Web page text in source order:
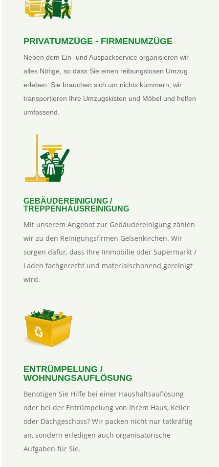
PRIVATUMZÜGE - FIRMENUMZÜGE
Neben dem Ein- und Auspackservice organisieren wir
alles Nötige, so dass Sie einen reibungslosen Umzug
erleben. Sie brauchen sich um nichts kümmern, wir
transportieren Ihre Umzugskisten und Möbel und helfen
umfassend.
GEBÄUDEREINIGUNG /
TREPPENHAUSREINIGUNG
Mit unserem Angebot zur Gebäudereinigung zählen
wir zu den Reinigungsfirmen Gelsenkirchen. Wir
sorgen dafür, dass Ihre Immobilie oder Supermarkt /
Laden fachgerecht und materialschonend gereinigt
wird.
ENTRÜMPELUNG /
WOHNUNGSAUFLÖSUNG
Benötigen Sie Hilfe bei einer Haushaltsauflösung
oder bei der Entrümpelung von Ihrem Haus, Keller
oder Dachgeschoss? Wir packen nicht nur tatkräftig
an, sondern erledigen auch organisatorische
Aufgaben für Sie.